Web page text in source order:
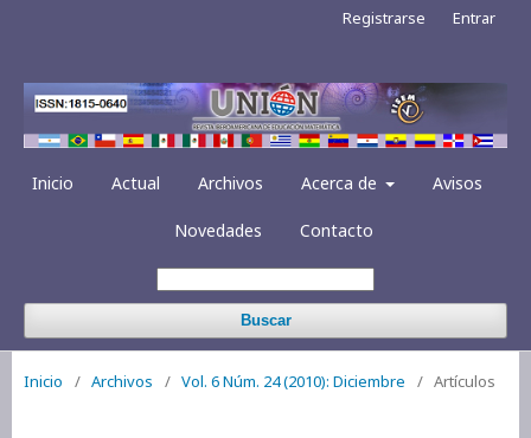
Inicio Actual Archivos Acerca de Avisos
Novedades Contacto
Buscar
Registrarse Entrar
Inicio / Archivos / Vol. 6 Núm. 24 (2010): Diciembre / Artículos